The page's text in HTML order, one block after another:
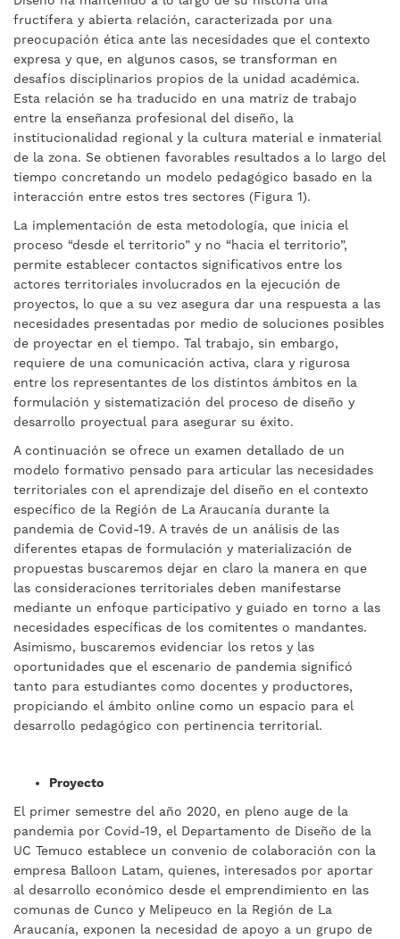
fructífera y abierta relación, caracterizada por una
preocupación ética ante las necesidades que el contexto
expresa y que, en algunos casos, se transforman en
desafíos disciplinarios propios de la unidad académica.
Esta relación se ha traducido en una matriz de trabajo
entre la enseñanza profesional del diseño, la
institucionalidad regional y la cultura material e inmaterial
de la zona. Se obtienen favorables resultados a lo largo del
tiempo concretando un modelo pedagógico basado en la
interacción entre estos tres sectores (Figura 1).
La implementación de esta metodología, que inicia el
proceso “desde el territorio” y no “hacia el territorio”,
permite establecer contactos significativos entre los
actores territoriales involucrados en la ejecución de
proyectos, lo que a su vez asegura dar una respuesta a las
necesidades presentadas por medio de soluciones posibles
de proyectar en el tiempo. Tal trabajo, sin embargo,
requiere de una comunicación activa, clara y rigurosa
entre los representantes de los distintos ámbitos en la
formulación y sistematización del proceso de diseño y
desarrollo proyectual para asegurar su éxito.
A continuación se ofrece un examen detallado de un
modelo formativo pensado para articular las necesidades
territoriales con el aprendizaje del diseño en el contexto
específico de la Región de La Araucanía durante la
pandemia de Covid-19. A través de un análisis de las
diferentes etapas de formulación y materialización de
propuestas buscaremos dejar en claro la manera en que
las consideraciones territoriales deben manifestarse
mediante un enfoque participativo y guiado en torno a las
necesidades específicas de los comitentes o mandantes.
Asimismo, buscaremos evidenciar los retos y las
oportunidades que el escenario de pandemia significó
tanto para estudiantes como docentes y productores,
propiciando el ámbito online como un espacio para el
desarrollo pedagógico con pertinencia territorial.
Proyecto
El primer semestre del año 2020, en pleno auge de la
pandemia por Covid-19, el Departamento de Diseño de la
UC Temuco establece un convenio de colaboración con la
empresa Balloon Latam, quienes, interesados por aportar
al desarrollo económico desde el emprendimiento en las
comunas de Cunco y Melipeuco en la Región de La
Araucanía, exponen la necesidad de apoyo a un grupo de